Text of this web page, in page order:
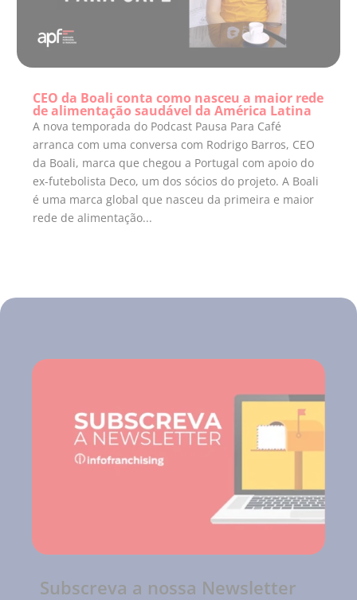
CEO da Boali conta como nasceu a maior rede
de alimentação saudável da América Latina
A nova temporada do Podcast Pausa Para Café
arranca com uma conversa com Rodrigo Barros, CEO
da Boali, marca que chegou a Portugal com apoio do
ex-futebolista Deco, um dos sócios do projeto. A Boali
é uma marca global que nasceu da primeira e maior
rede de alimentação...
Subscreva a nossa Newsletter